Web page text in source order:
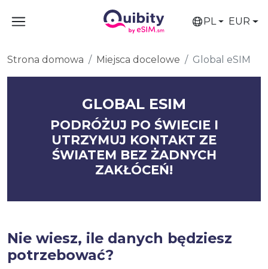
PL EUR
Strona domowa Miejsca docelowe Global eSIM
GLOBAL ESIM
PODRÓŻUJ PO ŚWIECIE I
UTRZYMUJ KONTAKT ZE
ŚWIATEM BEZ ŻADNYCH
ZAKŁÓCEŃ!
Nie wiesz, ile danych będziesz
potrzebować?